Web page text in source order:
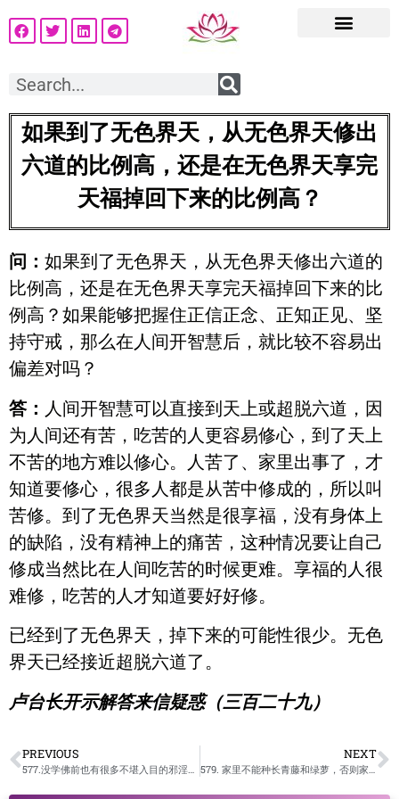
如果到了无色界天，从无色界天修出
六道的比例高，还是在无色界天享完
天福掉回下来的比例高？
问： 如果到了无色界天，从无色界天修出六道的
比例高，还是在无色界天享完天福掉回下来的比
例高？如果能够把握住正信正念、正知正见、坚
持守戒，那么在人间开智慧后，就比较不容易出
偏差对吗？
答： 人间开智慧可以直接到天上或超脱六道，因
为人间还有苦，吃苦的人更容易修心，到了天上
不苦的地方难以修心。人苦了、家里出事了，才
知道要修心，很多人都是从苦中修成的，所以叫
苦修。到了无色界天当然是很享福，没有身体上
的缺陷，没有精神上的痛苦，这种情况要让自己
修成当然比在人间吃苦的时候更难。享福的人很
难修，吃苦的人才知道要好好修。
已经到了无色界天，掉下来的可能性很少。无色
界天已经接近超脱六道了。
卢台长开示解答来信疑惑（三百二十九）
PREVIOUS NEXT